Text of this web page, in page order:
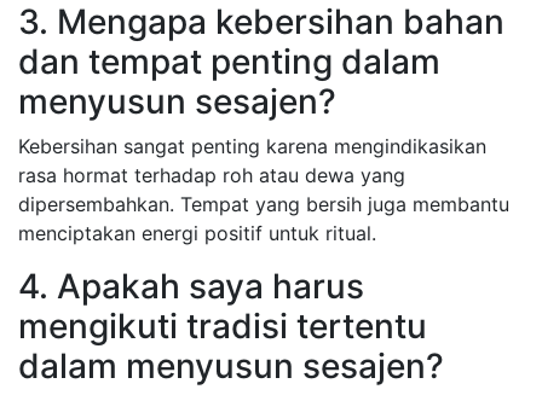
3. Mengapa kebersihan bahan
dan tempat penting dalam
menyusun sesajen?
Kebersihan sangat penting karena mengindikasikan
rasa hormat terhadap roh atau dewa yang
dipersembahkan. Tempat yang bersih juga membantu
menciptakan energi positif untuk ritual.
4. Apakah saya harus
mengikuti tradisi tertentu
dalam menyusun sesajen?